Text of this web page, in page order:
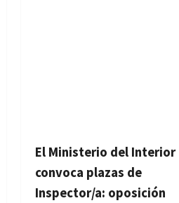
El Ministerio del Interior
convoca plazas de
Inspector/a: oposición